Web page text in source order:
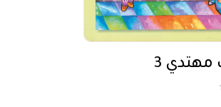
مهتدي 3